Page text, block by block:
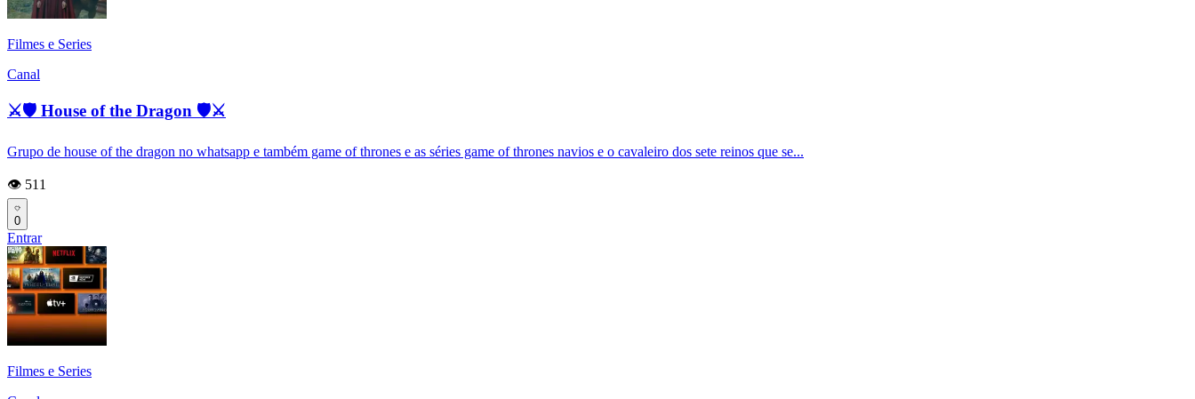
Filmes e Series
Canal
⚔🛡 House of the Dragon 🛡⚔
Grupo de house of the dragon no whatsapp e também game of thrones e as séries game of thrones navios e o cavaleiro dos sete reinos que se...
👁️ 511
0
Entrar
Filmes e Series